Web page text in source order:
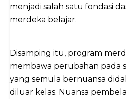
menjadi salah satu fondasi
merdeka belajar.
Disamping itu, program
membawa perubahan pada
yang semula bernuansa
diluar kelas. Nuansa